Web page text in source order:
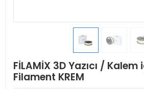
FİLAMİX 3D Yazıcı / Kalem
Filament KREM